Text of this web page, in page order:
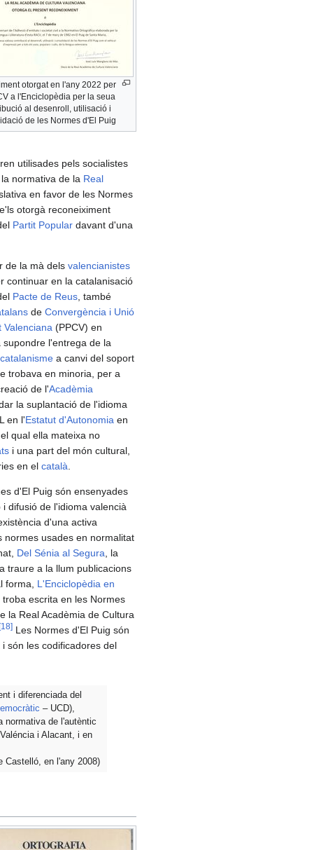
otorgat en l'any 2022 per
a l'Enciclopèdia per la seua
al desenroll, utilisació i
de les Normes d'El Puig
utilisades pels socialistes
normativa de la Real
en favor de les Normes
otorgà reconeiximent
Partit Popular davant d'una
de la mà dels valencianistes
continuar en la catalanisació
Pacte de Reus, també
de Convergència i Unió
Valenciana (PPCV) en
supondre l'entrega de la
a canvi del soport
trobava en minoria, per a
de l'Acadèmia
la suplantació de l'idioma
en l'Estatut d'Autonomia en
, el qual ella mateixa no
i una part del món cultural,
en el català
d'El Puig són ensenyades
i difusió de l'idioma valencià
d'una activa
normes usades en normalitat
Del Sénia al Segura , la
traure a la llum publicacions
forma, L'Enciclopèdia en
escrita en les Normes
la Real Acadèmia de Cultura
[18] Les Normes d'El Puig són
són les codificadores del
i diferenciada del
– UCD),
normativa de l'autèntic
i Alacant, i en
Castelló, en l'any 2008)